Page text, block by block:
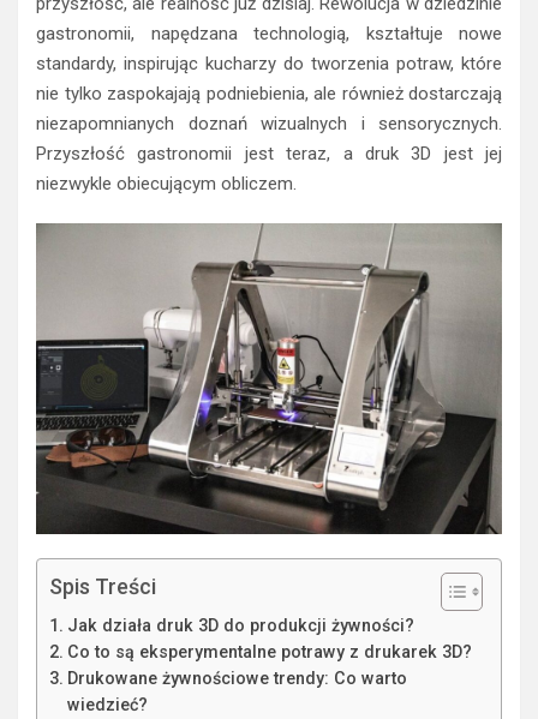
gastronomii, napędzana technologią, kształtuje nowe
standardy, inspirując kucharzy do tworzenia potraw, które
nie tylko zaspokajają podniebienia, ale również dostarczają
niezapomnianych doznań wizualnych i sensorycznych.
Przyszłość gastronomii jest teraz, a druk 3D jest jej
niezwykle obiecującym obliczem.
Spis Treści
Jak działa druk 3D do produkcji żywności?
Co to są eksperymentalne potrawy z drukarek 3D?
Drukowane żywnościowe trendy: Co warto
wiedzieć?